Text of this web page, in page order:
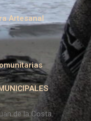
Artesanal
de la Costa.